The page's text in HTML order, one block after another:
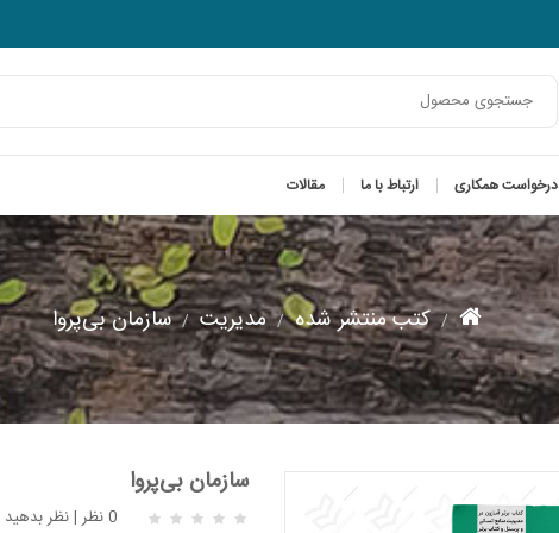
درخواست همکاری ارتباط با ما مقالات
کتب منتشر شده مدیریت سازمان بی‌پروا
سازمان بی‌پروا
0 نظر |نظر بدهید